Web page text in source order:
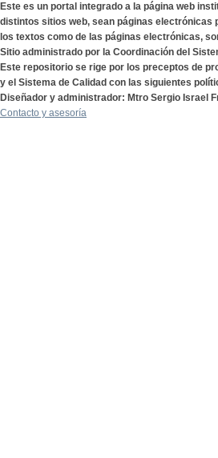
Este es un portal integrado a la página web
distintos sitios web, sean páginas electrónicas
los textos como de las páginas electrónicas,
Sitio administrado por la Coordinación del
Este repositorio se rige por los preceptos de
y el Sistema de Calidad con las siguientes
Diseñador y administrador: Mtro Sergio Israel
Contacto y asesoría